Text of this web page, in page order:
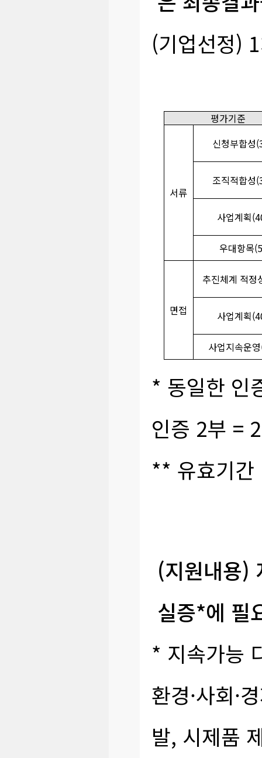
(기업선정)
평가기준
서류
신청부합성
조직적합성
사업계획
우대항목
면접
추진체계 적정
사업계획
사업지속운
* 동일한 인
인증 2부 =
** 유효기간
(지원내용)
실증*에 필
* 지속가능
환경·사회·
발, 시제품